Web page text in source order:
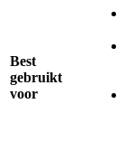
Best
gebruikt
voor